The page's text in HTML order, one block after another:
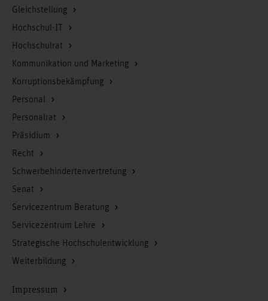
Gleichstellung
Hochschul-IT
Hochschulrat
Kommunikation und Marketing
Korruptionsbekämpfung
Personal
Personalrat
Präsidium
Recht
Schwerbehindertenvertretung
Senat
Servicezentrum Beratung
Servicezentrum Lehre
Strategische Hochschulentwicklung
Weiterbildung
Impressum